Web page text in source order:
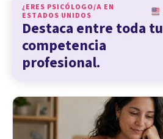
¿ERES PSICÓLOGO/A EN
ESTADOS UNIDOS
Destaca entre toda tu
competencia
profesional.